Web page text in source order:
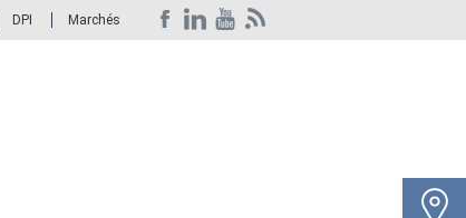
DPI Marchés